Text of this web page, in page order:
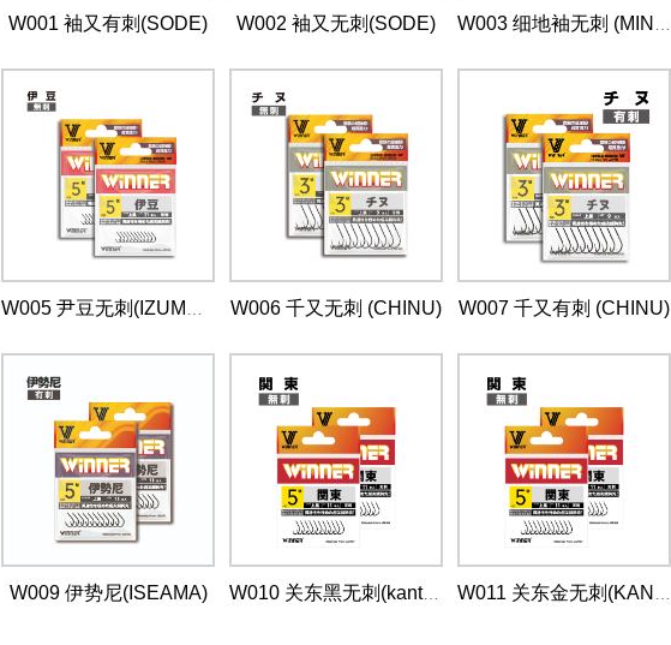
W001 袖又有刺(SODE) W002 袖又无刺(SODE)
W006 千又无刺 (CHINU) W007 千又有刺 (CHINU)
W009 伊势尼(ISEAMA) W010 关东黑无刺(kanton sure)